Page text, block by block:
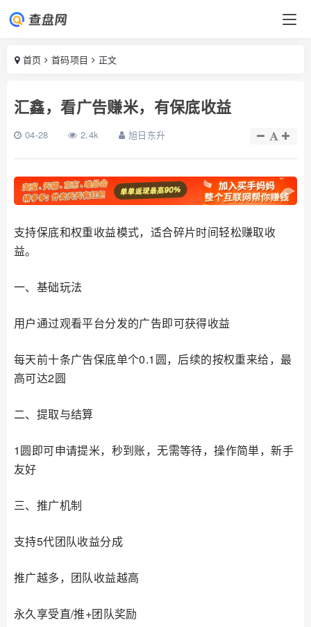
首页 首码项目 正文
汇鑫，看广告赚米，有保底收益
04-28 2.4k 旭日东升
支持保底和权重收益模式，适合碎片时间轻松赚取收
益。
一、基础玩法
用户通过观看平台分发的广告即可获得收益
每天前十条广告保底单个0.1圆，后续的按权重来给，最
高可达2圆
二、提取与结算
1圆即可申请提米，秒到账，无需等待，操作简単，新手
友好
三、推广机制
支持5代团队收益分成
推广越多，团队收益越高
永久享受直/推+团队奖励